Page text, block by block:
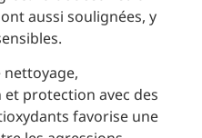
aussi soulignées, y
protection avec des
favorise une